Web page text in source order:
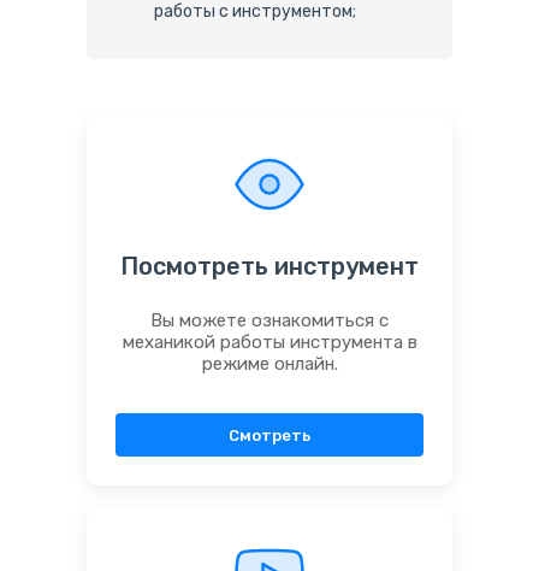
работы с инструментом;
Посмотреть инструмент
Вы можете ознакомиться с
механикой работы инструмента в
режиме онлайн.
Смотреть